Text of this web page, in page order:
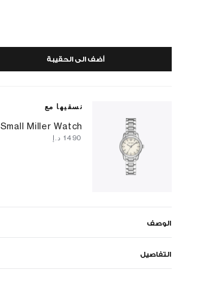
أضف الى الحقيبة
نسقيها مع
Small Miller Watch
الوصف
التفاصيل